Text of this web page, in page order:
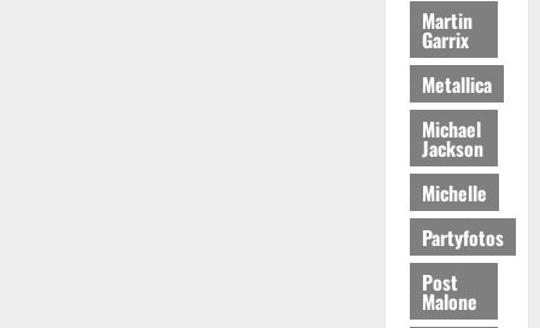
Martin
Garrix
Metallica
Michael
Jackson
Michelle
Partyfotos
Post
Malone